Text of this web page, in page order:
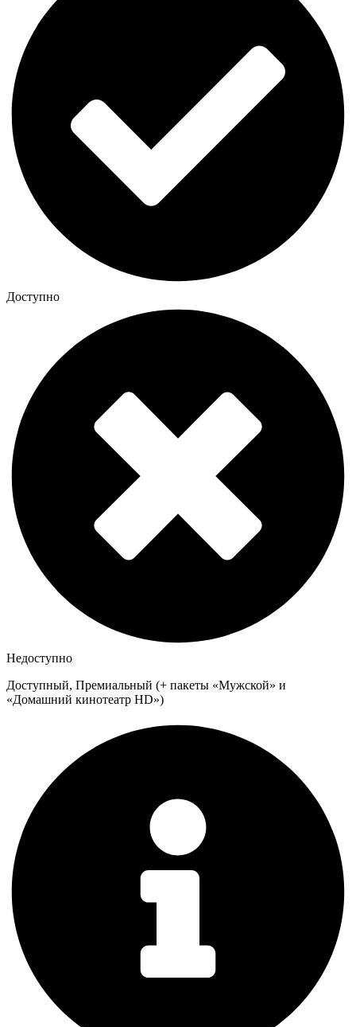
Доступно
Недоступно
Доступный, Премиальный (+ пакеты «Мужской» и
«Домашний кинотеатр HD»)